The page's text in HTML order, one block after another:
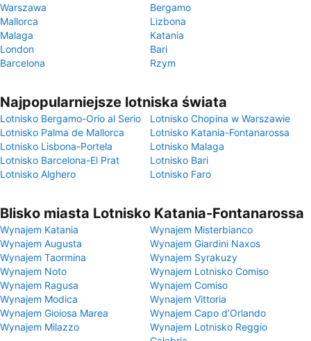
Warszawa
Bergamo
Mallorca
Lizbona
Malaga
Katania
London
Bari
Barcelona
Rzym
Najpopularniejsze lotniska świata
Lotnisko Bergamo-Orio al Serio
Lotnisko Chopina w Warszawie
Lotnisko Palma de Mallorca
Lotnisko Katania-Fontanarossa
Lotnisko Lisbona-Portela
Lotnisko Malaga
Lotnisko Barcelona-El Prat
Lotnisko Bari
Lotnisko Alghero
Lotnisko Faro
Blisko miasta Lotnisko Katania-Fontanarossa
Wynajem Katania
Wynajem Misterbianco
Wynajem Augusta
Wynajem Giardini Naxos
Wynajem Taormina
Wynajem Syrakuzy
Wynajem Noto
Wynajem Lotnisko Comiso
Wynajem Ragusa
Wynajem Comiso
Wynajem Modica
Wynajem Vittoria
Wynajem Gioiosa Marea
Wynajem Capo d’Orlando
Wynajem Milazzo
Wynajem Lotnisko Reggio